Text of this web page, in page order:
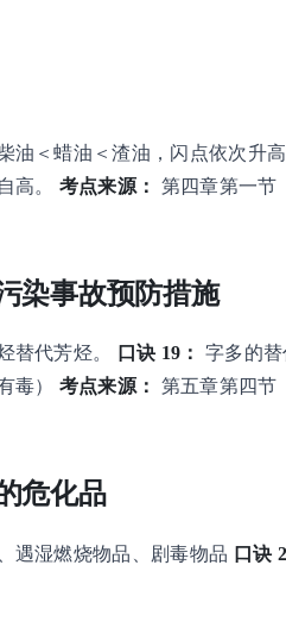
油＜蜡油＜渣油，闪点依次升
高。 考点来源： 第四章第一节
染事故预防措施
替代芳烃。 口诀 19：
字多的
毒） 考点来源： 第五章第四节
危化品
遇湿燃烧物品、剧毒物品 口诀